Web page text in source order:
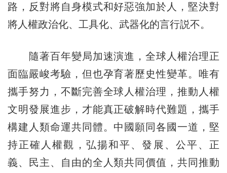
路，反對將自身模式和好惡強加於人，堅決對
將人權政治化、工具化、武器化的言行説不。
隨著百年變局加速演進，全球人權治理正
面臨嚴峻考驗，但也孕育著歷史性變革。唯有
攜手努力，不斷完善全球人權治理，推動人權
文明發展進步，才能真正破解時代難題，攜手
構建人類命運共同體。中國願同各國一道，堅
持正確人權觀，弘揚和平、發展、公平、正
義、民主、自由的全人類共同價值，共同推動